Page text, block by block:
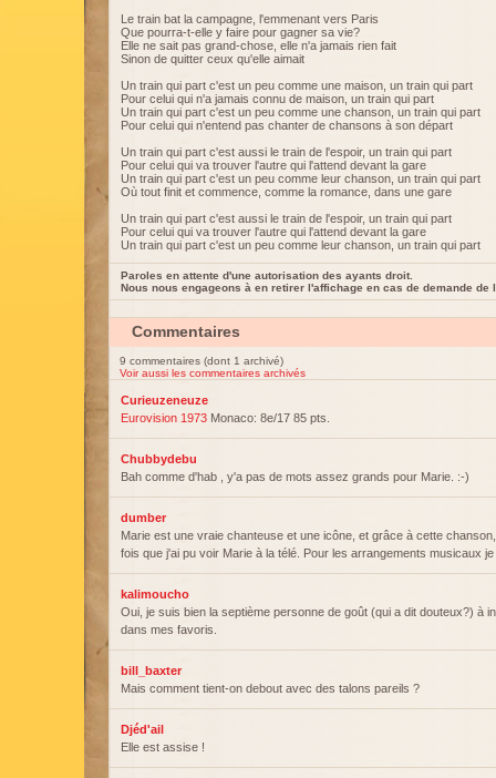
Le train bat la campagne, l'emmenant vers Paris
Que pourra-t-elle y faire pour gagner sa vie?
Elle ne sait pas grand-chose, elle n'a jamais rien fait
Sinon de quitter ceux qu'elle aimait
Un train qui part c'est un peu comme une maison, un train qui part
Pour celui qui n'a jamais connu de maison, un train qui part
Un train qui part c'est un peu comme une chanson, un train qui part
Pour celui qui n'entend pas chanter de chansons à son départ
Un train qui part c'est aussi le train de l'espoir, un train qui part
Pour celui qui va trouver l'autre qui l'attend devant la gare
Un train qui part c'est un peu comme leur chanson, un train qui part
Où tout finit et commence, comme la romance, dans une gare
Un train qui part c'est aussi le train de l'espoir, un train qui part
Pour celui qui va trouver l'autre qui l'attend devant la gare
Un train qui part c'est un peu comme leur chanson, un train qui part
Paroles en attente d'une autorisation des ayants droit.
Nous nous engageons à en retirer l'affichage en cas de demande de
Commentaires
9 commentaires (dont 1 archivé)
Voir aussi les commentaires archivés
Curieuzeneuze
Eurovision 1973 Monaco: 8e/17 85 pts.
Chubbydebu
Bah comme d'hab , y'a pas de mots assez grands pour Marie. :-)
dumber
Marie est une vraie chanteuse et une icône, et grâce à cette
fois que j'ai pu voir Marie à la télé. Pour les arrangements musicaux
kalimoucho
Oui, je suis bien la septième personne de goût (qui a dit douteux?) à
dans mes favoris.
bill_baxter
Mais comment tient-on debout avec des talons pareils ?
Djéd'ail
Elle est assise !